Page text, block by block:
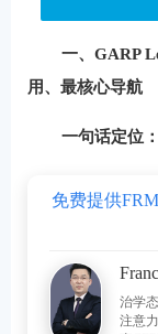
一、GARP
用、最核心导航
一句话定位
免费提供
治学
注意